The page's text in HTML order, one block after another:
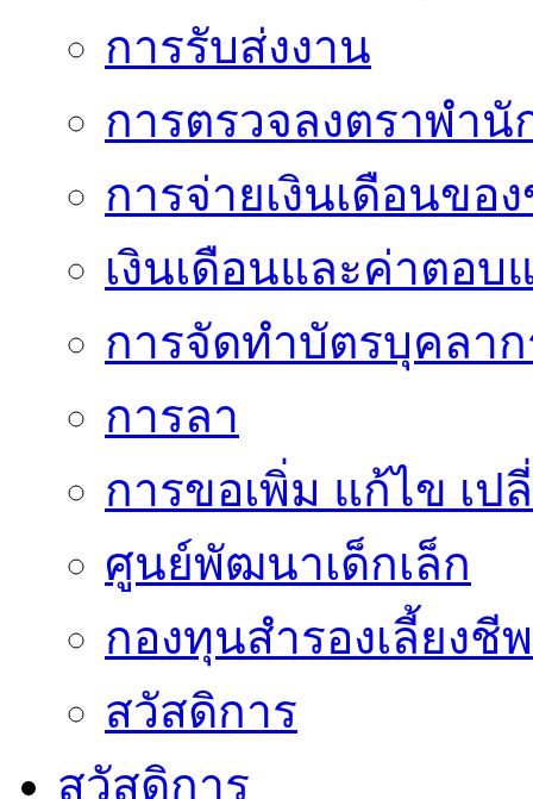
การรับส่งงาน
การตรวจลงตราพำ
การจ่ายเงินเดือนขอ
เงินเดือนและค่าตอบ
การจัดทำบัตรบุคลา
การลา
การขอเพิ่ม แก้ไข เ
ศูนย์พัฒนาเด็กเล็ก
กองทุนสำรองเลี้ยงชีพ
สวัสดิการ
สวัสดิการ